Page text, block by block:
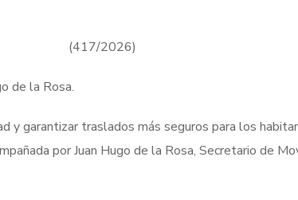
(417/2026)
de la Rosa.
y garantizar traslados más seguros para los
por Juan Hugo de la Rosa, Secretario de